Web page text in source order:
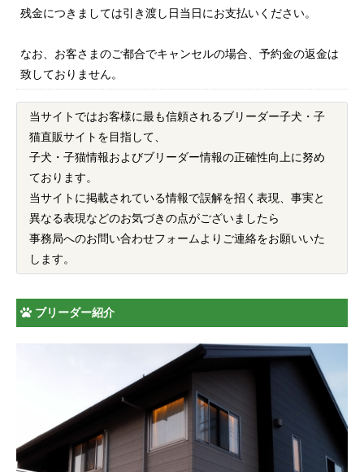
残金につきましては引き渡し日当日にお支払いください。
なお、お客さまのご都合でキャンセルの場合、予約金の返金は
致しておりません。
当サイトではお客様に最も信頼されるブリーダー子犬・子
猫直販サイトを目指して、
子犬・子猫情報およびブリーダー情報の正確性向上に努め
ております。
当サイトに掲載されている情報で誤解を招く表現、事実と
異なる表現などのお気づきの点がございましたら
事務局へのお問い合わせフォームよりご連絡をお願いいた
します。
ブリーダー紹介